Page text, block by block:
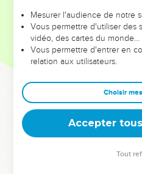
Il alla ensuite se présenter à
demanda : « D'où viens-tu,
serviteur n'est parti nulle part. »
26
lorsque cet homme a quitté
rencontre. Est-ce le moment
acheter des habits, des
bœufs, des serviteurs et des
La lèpre de Naaman va
Mesurer l'audience de notre
Vous permettre d'utiliser des
vidéo, des cartes du monde…
Vous permettre d'entrer en
relation aux utilisateurs.
Choisir
Accepter
Tout